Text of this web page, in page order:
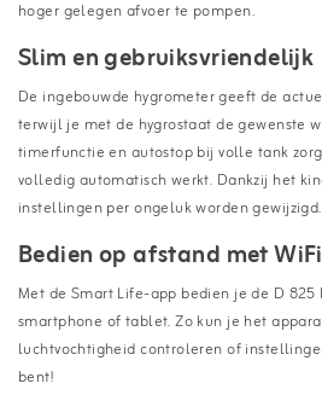
hoger gelegen afvoer te pompen.
Slim en gebruiksvriendelijk
De ingebouwde hygrometer geeft de
terwijl je met de hygrostaat de gewenste
timerfunctie en autostop bij volle tank
volledig automatisch werkt. Dankzij het
instellingen per ongeluk worden gewijzigd.
Bedien op afstand met WiFi
Met de Smart Life-app bedien je de D 825
smartphone of tablet. Zo kun je het
luchtvochtigheid controleren of
bent!